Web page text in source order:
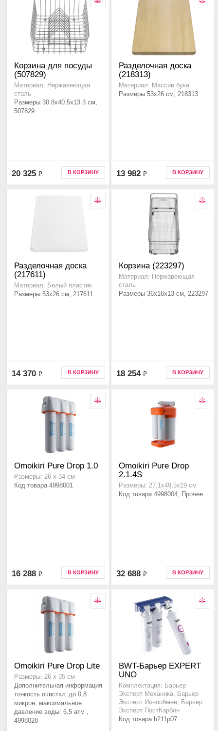
Корзина для посуды
(507829)
Материал: Нержавеющая
сталь
Размеры 30.8x40.5x13.3 см,
507829
20 325 ₽ В КОРЗИНУ
Разделочная доска
(218313)
Материал: Массив бука
Размеры 53x26 см, 218313
13 982 ₽ В КОРЗИНУ
Разделочная доска
(217611)
Материал: Белый пластик
Размеры 53x26 см, 217611
14 370 ₽ В КОРЗИНУ
Корзина (223297)
Материал: Нержавеющая
сталь
Размеры 36x16x13 см, 223297
18 254 ₽ В КОРЗИНУ
Omoikiri Pure Drop 1.0
Размеры: 26 х 34 см
Код товара 4998001
16 288 ₽ В КОРЗИНУ
Omoikiri Pure Drop
2.1.4S
Размеры: 27,1х49,5х19 см
Код товара 4998004, Прочее
32 688 ₽ В КОРЗИНУ
Omoikiri Pure Drop Lite
Размеры: 26 x 35 см
Дополнительная информация
тонкость очистки: до 0,8
микрон; максимальное
давление воды: 6,5 атм ,
4998028
BWT-Барьер EXPERT
UNO
Комплектация: Барьер
Эксперт Механика, Барьер
Эксперт Ионообмен, Барьер
Эксперт ПостКарбон
Код товара h211p07